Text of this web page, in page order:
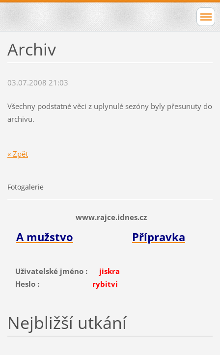
Archiv
03.07.2008 21:03
Všechny podstatné věci z uplynulé sezóny byly přesunuty do
archivu.
« Zpět
Fotogalerie
www.rajce.idnes.cz
A mužstvo Přípravka
Uživatelské jméno : jiskra
Heslo : rybitvi
Nejbližší utkání